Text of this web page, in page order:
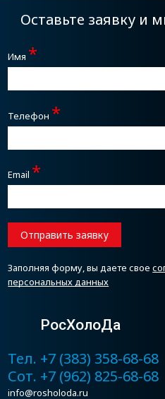
Оставьте заявку и
Имя *
Телефон *
Email *
Отправить заявку
Заполняя форму, вы даете свое
персональных данных
РосХолоДа
Тел. +7 (383) 358-68-68
Сот. +7 (962) 825-68-68
info@rosholoda.ru